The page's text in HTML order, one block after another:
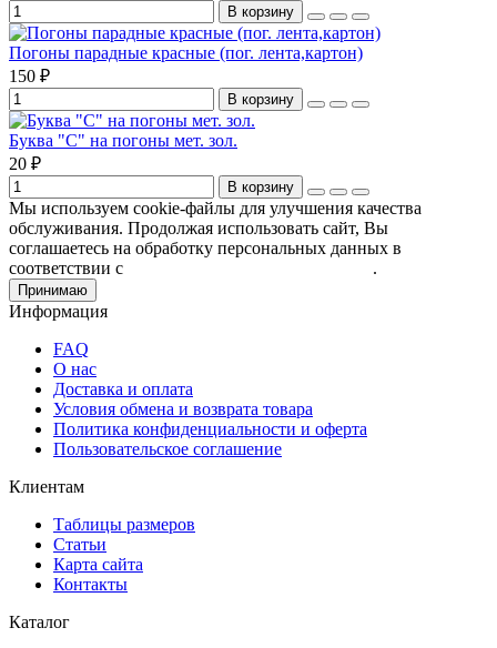
В корзину
Погоны парадные красные (пог. лента,картон)
150 ₽
В корзину
Буква "С" на погоны мет. зол.
20 ₽
В корзину
Мы используем cookie-файлы для улучшения качества
обслуживания. Продолжая использовать сайт, Вы
соглашаетесь на обработку персональных данных в
соответствии с
.
Принимаю
Информация
FAQ
О нас
Доставка и оплата
Условия обмена и возврата товара
Политика конфиденциальности и оферта
Пользовательское соглашение
Клиентам
Таблицы размеров
Статьи
Карта сайта
Контакты
Каталог